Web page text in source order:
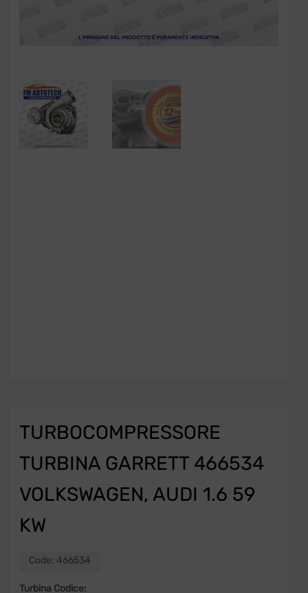
TURBOCOMPRESSORE
TURBINA GARRETT 466534
VOLKSWAGEN, AUDI 1.6 59
KW
Code: 466534
Turbina Codice: